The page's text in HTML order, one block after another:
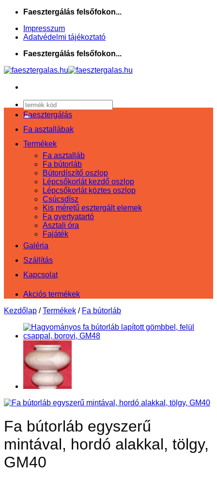
Skip
content
Faesztergálás felsőfokon...
Impresszum
Adatvédelmi tájékoztató
Faesztergálás felsőfokon...
Keresés
a
következőre:
Faesztergálás
Fa asztallábak
Termékek
Fa asztalláb
Fa bútorláb
Bútordíszítő oszlop
Lépcsőkorlát kezdő oszlop
Lépcsőkorlát köztes oszlop
Csúcsdísz
Kis méretű esztergált elemek
Fa gyertyatartó
Asztali óra
Fajáték
Galéria
Szállítás
Kapcsolat
Akciós termékek
Kezdőlap / Termékek / Fa bútorláb
Fa bútorláb egyszerű
mintával, hordó alakkal, tölgy,
GM40